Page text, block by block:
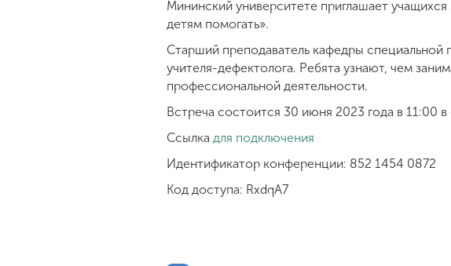
Мининский университете приглашает
детям помогать».
Старший преподаватель кафедры специальной
учителя-дефектолога. Ребята узнают, чем
профессиональной деятельности.
Встреча состоится 30 июня 2023 года в 11:00
Ссылка для подключения
Идентификатор конференции: 852 1454 0872
Код доступа: RxdqA7